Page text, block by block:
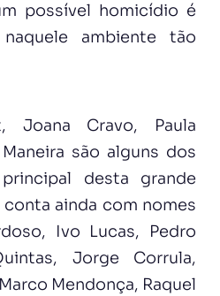
possível homicídio é
ambiente tão
Joana Cravo, Paula
são alguns dos
desta grande
ainda com nomes
Ivo Lucas, Pedro
Jorge Corrula,
Mendonça, Raquel